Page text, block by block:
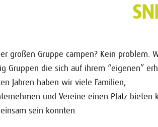
großen Gruppe campen? Kein problem.
Gruppen die sich auf ihrem “eigenen”
Jahren haben wir viele Familien,
und Vereine einen Platz bieten
sein konnten.